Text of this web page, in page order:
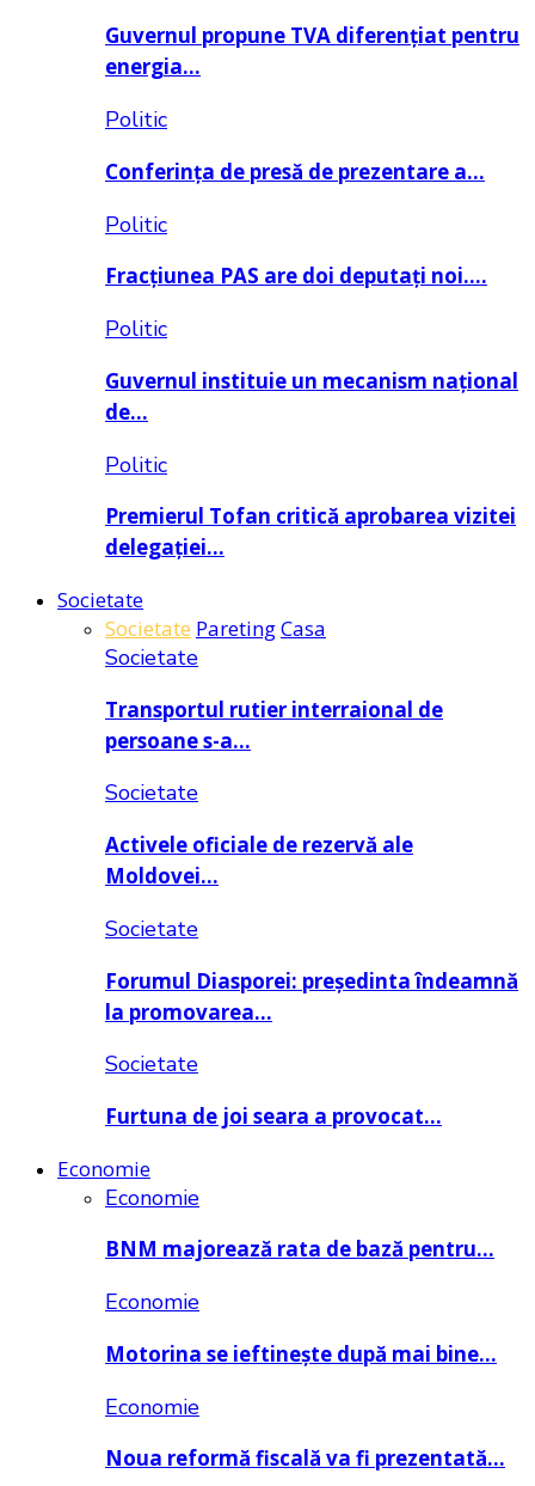
Guvernul propune TVA diferențiat pentru
energia…
Politic
Conferința de presă de prezentare a…
Politic
Fracțiunea PAS are doi deputați noi….
Politic
Guvernul instituie un mecanism național
de…
Politic
Premierul Tofan critică aprobarea vizitei
delegației…
Societate
Societate ParetingCasa
Societate
Transportul rutier interraional de
persoane s-a…
Societate
Activele oficiale de rezervă ale
Moldovei…
Societate
Forumul Diasporei: președinta îndeamnă
la promovarea…
Societate
Furtuna de joi seara a provocat…
Economie
Economie
BNM majorează rata de bază pentru…
Economie
Motorina se ieftinește după mai bine…
Economie
Noua reformă fiscală va fi prezentată…